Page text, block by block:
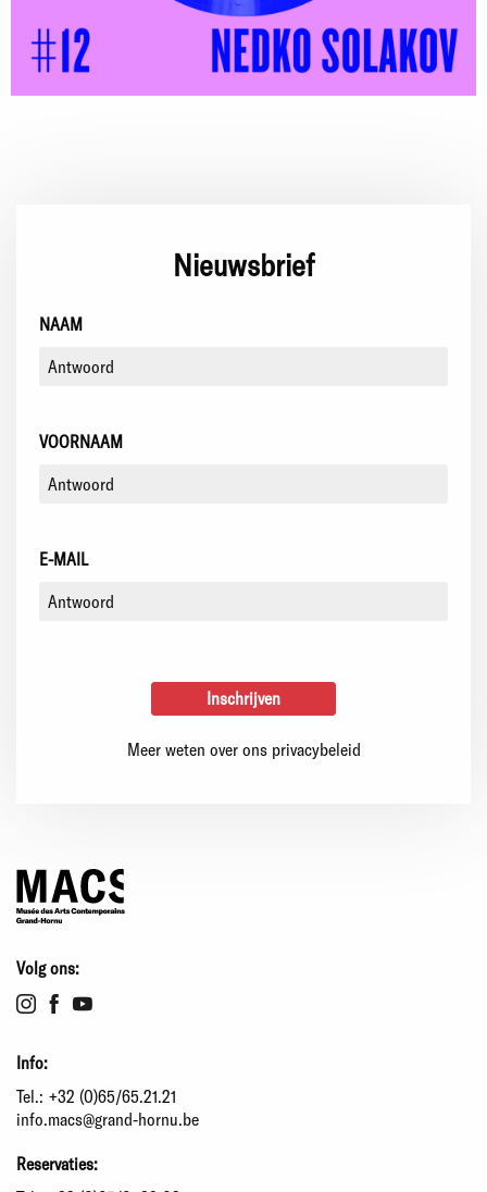
Nieuwsbrief
NAAM
VOORNAAM
E-MAIL
Meer weten over ons privacybeleid
Volg ons:
Info:
Tel.: +32 (0)65/65.21.21
info.macs@grand-hornu.be
Reservaties: